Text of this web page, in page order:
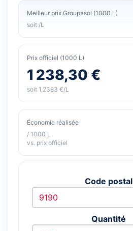
Meilleur prix Groupasol (1000 L)
soit /L
Prix officiel (1000 L)
1 238,30 €
soit 1,2383 €/L
Économie réalisée
/ 1000 L
vs. prix officiel
Code postal
Quantité